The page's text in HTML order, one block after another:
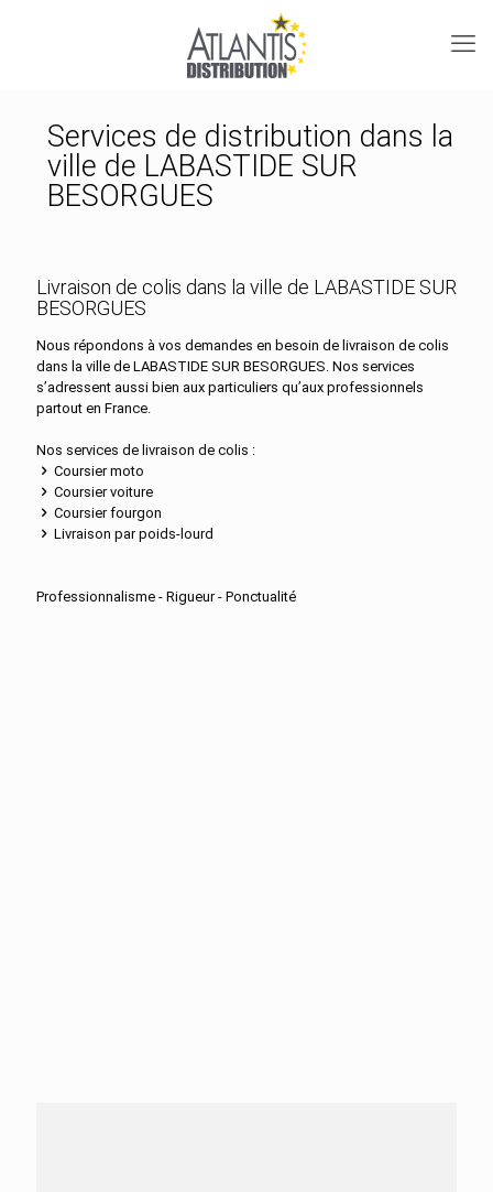
Services de distribution dans la
ville de LABASTIDE SUR
BESORGUES
Livraison de colis dans la ville de LABASTIDE SUR
BESORGUES
Nous répondons à vos demandes en besoin de livraison de colis
dans la ville de LABASTIDE SUR BESORGUES. Nos services
s’adressent aussi bien aux particuliers qu’aux professionnels
partout en France.
Nos services de livraison de colis :
Coursier moto
Coursier voiture
Coursier fourgon
Livraison par poids-lourd
Professionnalisme - Rigueur - Ponctualité